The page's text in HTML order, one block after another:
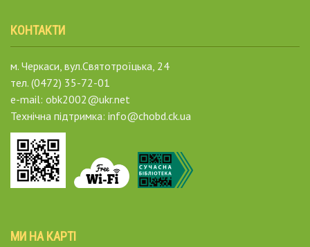
КОНТАКТИ
м. Черкаси, вул.Святотроїцька, 24
тел. (0472) 35-72-01
e-mail: obk2002@ukr.net
Технічна підтримка: info@chobd.ck.ua
МИ НА КАРТІ